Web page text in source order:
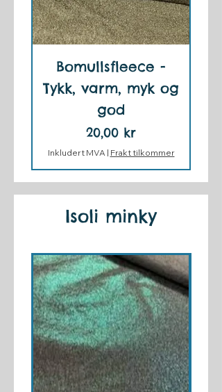
Bomullsfleece -
Tykk, varm, myk og
god
Pris
20,00 kr
Inkludert MVA | Frakt tilkommer
Isoli minky